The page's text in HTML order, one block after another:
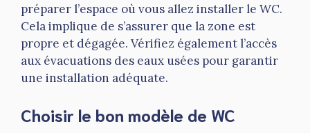
préparer l’espace où vous allez installer le WC.
Cela implique de s’assurer que la zone est
propre et dégagée. Vérifiez également l’accès
aux évacuations des eaux usées pour garantir
une installation adéquate.
Choisir le bon modèle de WC